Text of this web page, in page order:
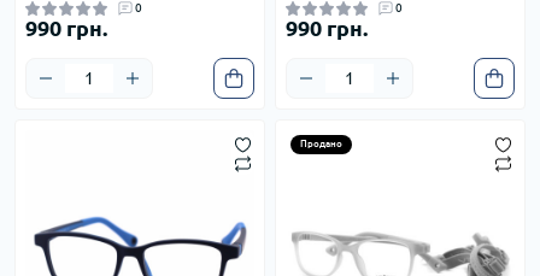
0
990 грн.
0
990 грн.
Продано